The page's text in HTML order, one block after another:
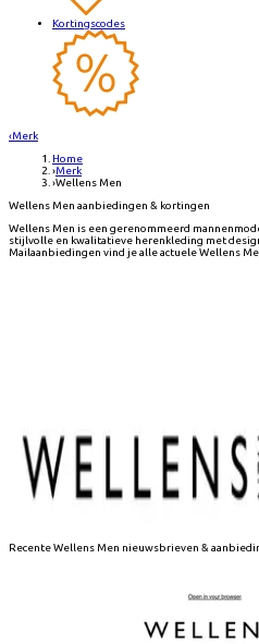
Kortingscodes
‹Merk
Home
›Merk
›Wellens Men
Wellens Men aanbiedingen & kortingen
Wellens Men is een gerenommeerd
stijlvolle en kwalitatieve herenkleding met
Mailaanbiedingen vind je alle actuele Wellens
RecenteWellens Men nieuwsbrieven &